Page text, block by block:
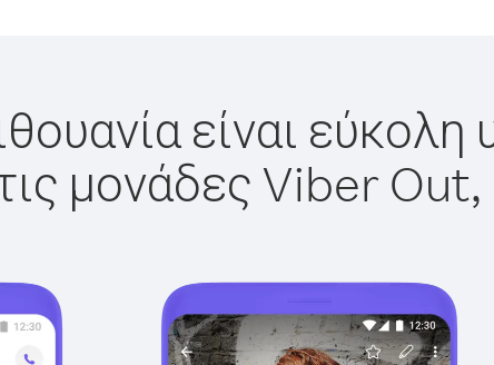
είναι
μονάδες Viber Out,